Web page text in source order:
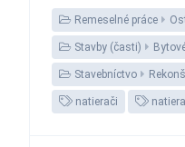
Remeselné práce
Stavby (časti)
Stavebníctvo
natierači